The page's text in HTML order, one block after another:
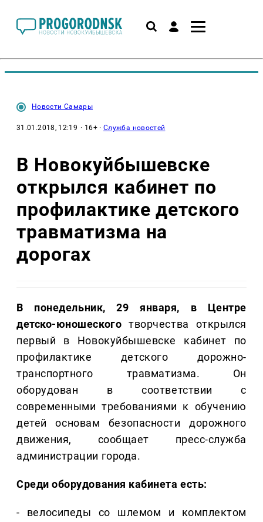
Новости Самары
31.01.2018, 12:19 · 16+ ·Служба новостей
В Новокуйбышевске
открылся кабинет по
профилактике детского
травматизма на
дорогах
В понедельник, 29 января, в Центре
детско-юношеского творчества открылся
первый в Новокуйбышевске кабинет по
профилактике детского дорожно-
транспортного травматизма. Он
оборудован в соответствии с
современными требованиями к обучению
детей основам безопасности дорожного
движения, сообщает пресс-служба
администрации города.
Среди оборудования кабинета есть:
- велосипеды со шлемом и комплектом